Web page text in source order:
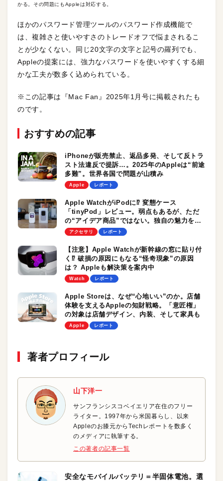
かる。その問題にもAppleは対応する。
ほかのパスワード管理ツールのパスワード作成機能で
は、複雑さと使いやすさのトレードオフで悩まされるこ
とが少なくない。同じ20文字の文字と記号の羅列でも、
Appleの提案には、強力なパスワードを使いやすくする細
かな工夫が数多く込められている。
※この記事は『Mac Fan』2025年1月号に掲載されたも
のです。
おすすめの記事
iPhoneが販売禁止、返品多発、そして反トラ
スト法違反で提訴…。2025年のAppleは“前途
多難”。世界各国で問題が山積み
Apple レポート
Apple WatchがiPodに⁉︎ 変態ケース
「tinyPod」レビュー。弱点もあるが、ただ
の“アイデア商品”ではない。独自の魅力を発
見！
アクセサリ レポート
【注意】Apple Watchが新幹線の窓に貼り付
く⁉︎ 破損の原因にもなる“怪奇現象”の原因
は？ Appleも解決策を案内中
Watch レポート
Apple Storeは、なぜ“心地いい”のか。店舗
体験を支えるAppleの知財戦略。「意匠権」
の対象は店舗デザイン、内装、そして家具も
Apple レポート
著者プロフィール
山下洋一
サンフランシスコベイエリア在住のフリー
ライター。1997年から米国暮らし、以来
Appleのお膝元からTechレポートを数多く
のメディアに執筆する。
この著者の記事一覧
安全なモバイルバッテリ＝半固体電池。選